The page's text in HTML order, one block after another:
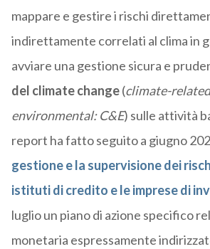
mappare e gestire i rischi
indirettamente correlati al clima in
avviare una gestione sicura e
del climate change(climate-
environmental: C&E) sulle attività
report ha fatto seguito a giugno
gestione e la supervisione dei
istituti di credito e le imprese di
luglio un piano di azione specifico
monetaria espressamente